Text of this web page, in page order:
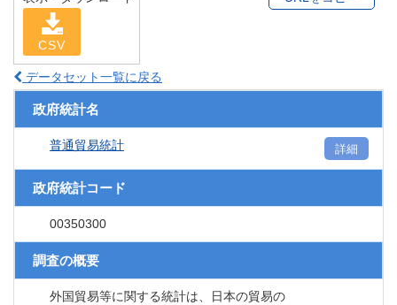
CSV
データセット一覧に戻る
政府統計名
普通貿易統計 詳細
政府統計コード
00350300
調査の概要
外国貿易等に関する統計は、日本の貿易の